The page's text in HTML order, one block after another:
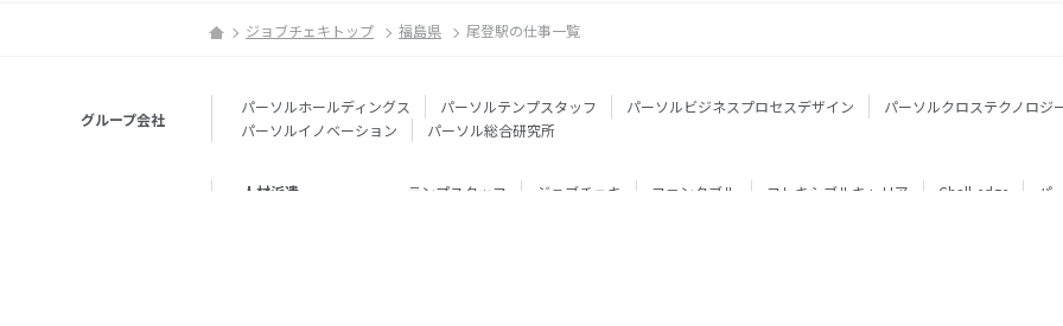
ジョブチェキトップ 福島県 尾登駅の仕事一覧
グループ会社
パーソルホールディングス パーソルテンプスタッフ パーソルビジネスプロセスデザイン パーソルクロステクノロジ
パーソルイノベーション
パーソル総合研究所
人材派遣 テンプスタッフ ジョブチェキ ファンタブル フレキシブルキャリア Chall-edge
パ